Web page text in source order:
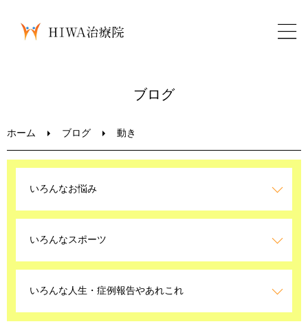
LINEお問い合わせ
ブログ
ホーム ブログ 動き
いろんなお悩み
いろんなスポーツ
いろんな人生・症例報告やあれこれ